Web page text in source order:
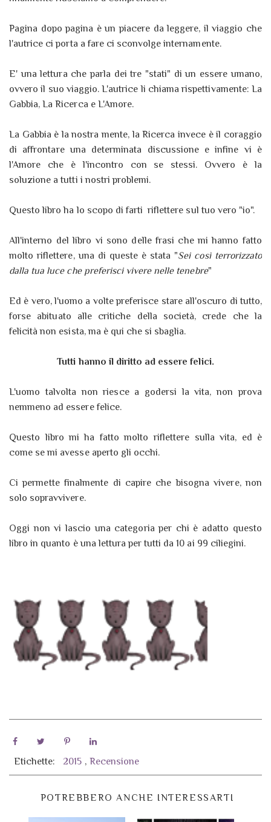
Pagina dopo pagina è un piacere da leggere, il viaggio che
l'autrice ci porta a fare ci sconvolge internamente.
E' una lettura che parla dei tre "stati" di un essere umano,
ovvero il suo viaggio. L'autrice li chiama rispettivamente: La
Gabbia, La Ricerca e L'Amore.
La Gabbia è la nostra mente, la Ricerca invece è il coraggio
di affrontare una determinata discussione e infine vi è
l'Amore che è l'incontro con se stessi. Ovvero è la
soluzione a tutti i nostri problemi.
Questo libro ha lo scopo di farti riflettere sul tuo vero "io".
All'interno del libro vi sono delle frasi che mi hanno fatto
molto riflettere, una di queste è stata "Sei così terrorizzato
dalla tua luce che preferisci vivere nelle tenebre"
Ed è vero, l'uomo a volte preferisce stare all'oscuro di tutto,
forse abituato alle critiche della società, crede che la
felicità non esista, ma è qui che si sbaglia.
Tutti hanno il diritto ad essere felici.
L'uomo talvolta non riesce a godersi la vita, non prova
nemmeno ad essere felice.
Questo libro mi ha fatto molto riflettere sulla vita, ed è
come se mi avesse aperto gli occhi.
Ci permette finalmente di capire che bisogna vivere, non
solo sopravvivere.
Oggi non vi lascio una categoria per chi è adatto questo
libro in quanto è una lettura per tutti da 10 ai 99 ciliegini.
Etichette: 2015 , Recensione
POTREBBERO ANCHE INTERESSARTI